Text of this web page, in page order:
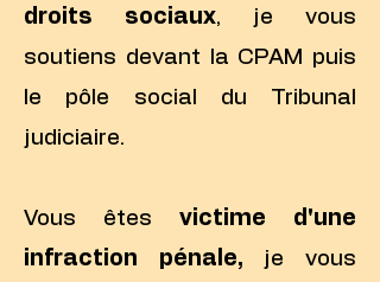
droits sociaux, je vous
soutiens devant la CPAM puis
le pôle social du Tribunal
judiciaire.
Vous êtes victime d'une
infraction pénale, je vous